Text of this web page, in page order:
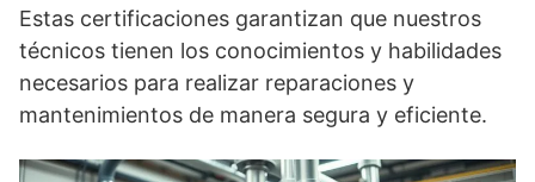
Estas certificaciones garantizan que nuestros
técnicos tienen los conocimientos y habilidades
necesarios para realizar reparaciones y
mantenimientos de manera segura y eficiente.